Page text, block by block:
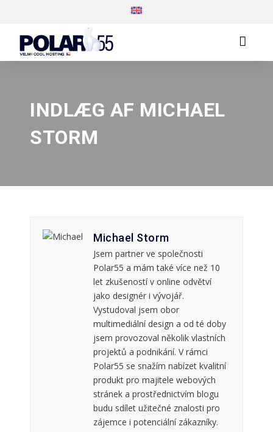
INDLÆG AF MICHAEL
STORM
Michael Storm
Jsem partner ve společnosti
Polar55 a mám také více než 10
let zkušeností v online odvětví
jako designér i vývojář.
Vystudoval jsem obor
multimediální design a od té doby
jsem provozoval několik vlastních
projektů a podnikání. V rámci
Polar55 se snažím nabízet kvalitní
produkt pro majitele webových
stránek a prostřednictvím blogu
budu sdílet užitečné znalosti pro
zájemce i potenciální zákazníky.